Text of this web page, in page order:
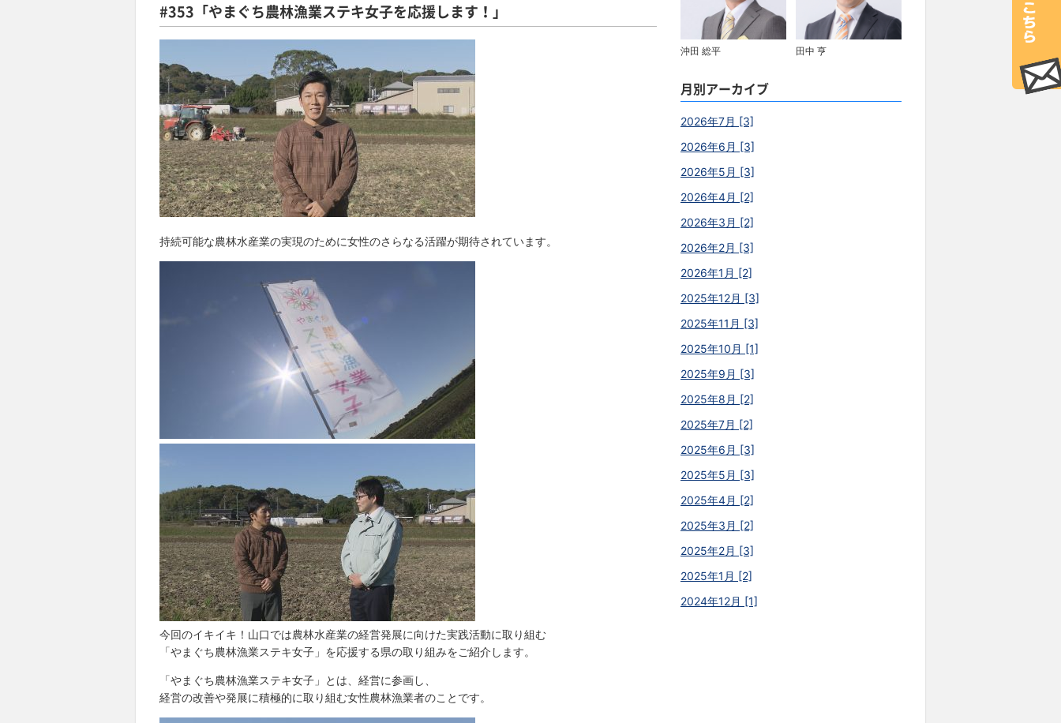
#353「やまぐち農林漁業ステキ女子を応援します！」
持続可能な農林水産業の実現のために女性のさらなる活躍が期待されています。
今回のイキイキ！山口では農林水産業の経営発展に向けた実践活動に取り組む
「やまぐち農林漁業ステキ女子」を応援する県の取り組みをご紹介します。
「やまぐち農林漁業ステキ女子」とは、経営に参画し、
経営の改善や発展に積極的に取り組む女性農林漁業者のことです。
沖田 総平 田中 亨
月別アーカイブ
2026年7月 [3]
2026年6月 [3]
2026年5月 [3]
2026年4月 [2]
2026年3月 [2]
2026年2月 [3]
2026年1月 [2]
2025年12月 [3]
2025年11月 [3]
2025年10月 [1]
2025年9月 [3]
2025年8月 [2]
2025年7月 [2]
2025年6月 [3]
2025年5月 [3]
2025年4月 [2]
2025年3月 [2]
2025年2月 [3]
2025年1月 [2]
2024年12月 [1]